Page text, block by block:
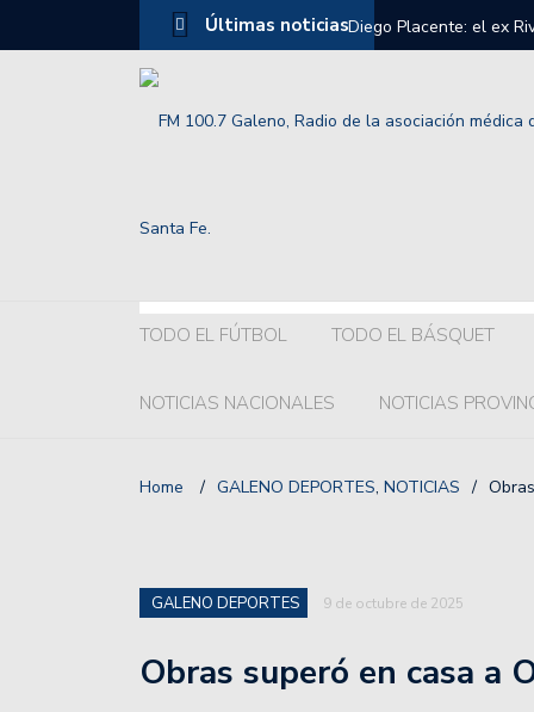
Últimas noticiasDiego Placente: el ex
Selección Argentina
Grelak o Recoba ¿Quién
terminó.
Así está la tabla de
Como se jugará la 13°
TODO EL FÚTBOL TODO EL BÁSQUET
NOTICIAS NACIONALES NOTICIAS
Home / GALENO DEPORTES, NOTICIAS /
GALENO DEPORTES 9 de octubre de 2025
Obras superó en casa a